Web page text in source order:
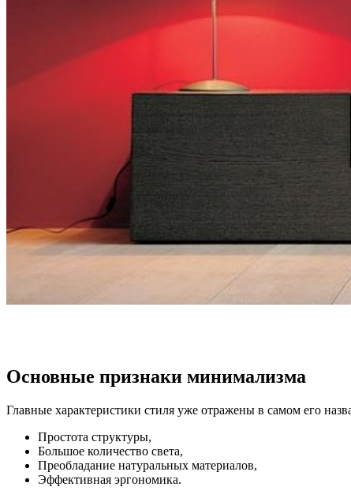
Основные признаки минимализма
Главные характеристики стиля уже отражены в самом его
Простота структуры,
Большое количество света,
Преобладание натуральных материалов,
Эффективная эргономика.